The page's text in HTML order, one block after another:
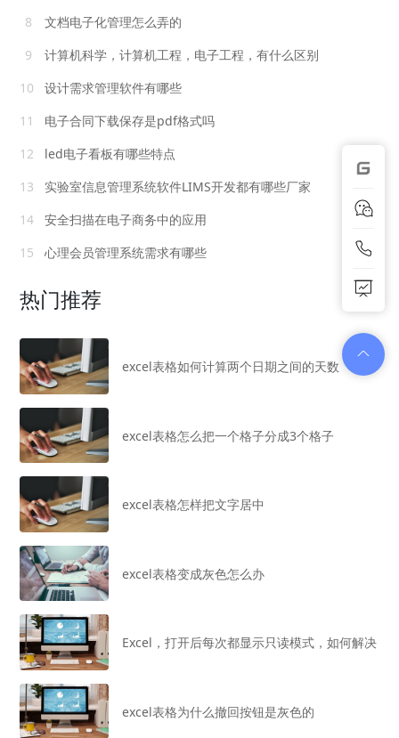
8
文档电子化管理怎么弄的
9
计算机科学，计算机工程，电子工程，有什么区别
10
设计需求管理软件有哪些
11
电子合同下载保存是pdf格式吗
12
led电子看板有哪些特点
13
实验室信息管理系统软件LIMS开发都有哪些厂家
14
安全扫描在电子商务中的应用
15
心理会员管理系统需求有哪些
热门推荐
excel表格如何计算两个日期之间的天数
excel表格怎么把一个格子分成3个格子
excel表格怎样把文字居中
excel表格变成灰色怎么办
Excel，打开后每次都显示只读模式，如何解决
excel表格为什么撤回按钮是灰色的